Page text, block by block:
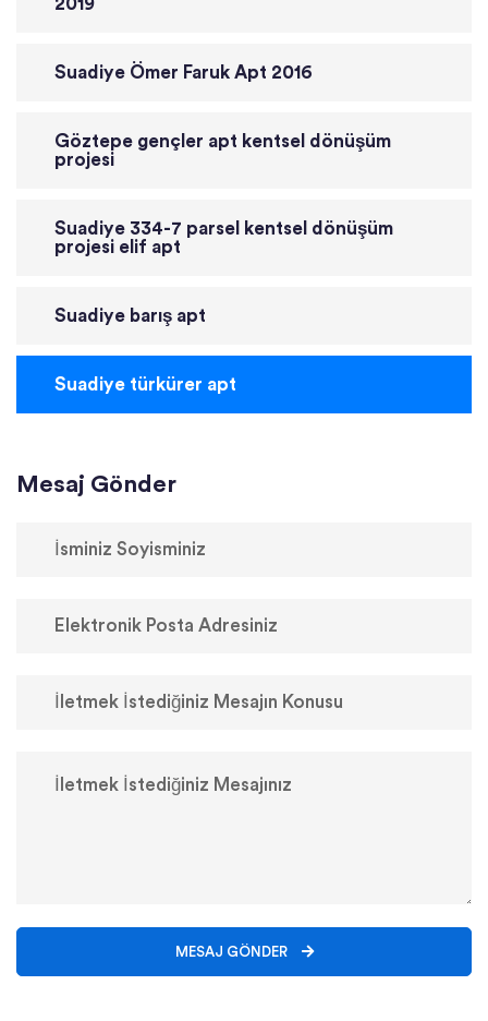
2019
Suadiye Ömer Faruk Apt 2016
Göztepe gençler apt kentsel dönüşüm
projesi
Suadiye 334-7 parsel kentsel dönüşüm
projesi elif apt
Suadiye barış apt
Suadiye türkürer apt
Mesaj Gönder
MESAJ GÖNDER